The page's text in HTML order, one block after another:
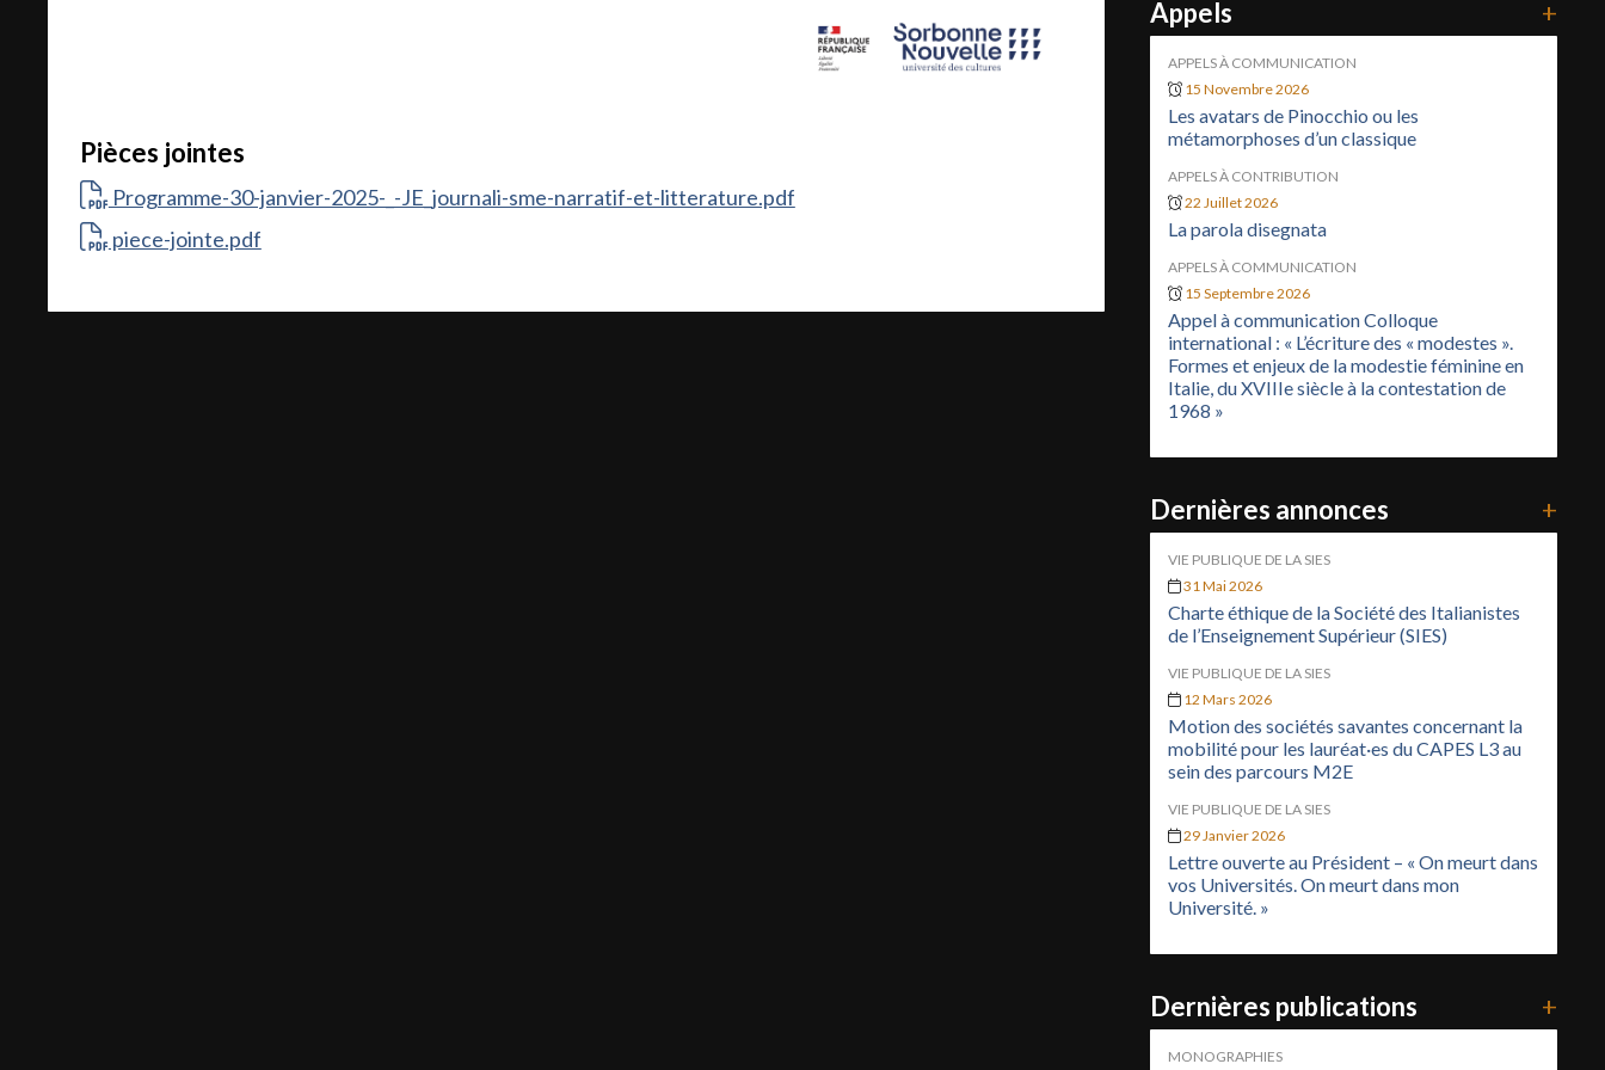
Pièces jointes
Programme-30-janvier-2025-_-JE_journali-sme-narratif-et-litterature.pdf
piece-jointe.pdf
Appels +
APPELS À COMMUNICATION
15 Novembre 2026
Les avatars de Pinocchio ou les
métamorphoses d’un classique
APPELS À CONTRIBUTION
22 Juillet 2026
La parola disegnata
APPELS À COMMUNICATION
15 Septembre 2026
Appel à communication Colloque
international : « L’écriture des « modestes ».
Formes et enjeux de la modestie féminine en
Italie, du XVIIIe siècle à la contestation de
1968 »
Dernières annonces +
VIE PUBLIQUE DE LA SIES
31 Mai 2026
Charte éthique de la Société des Italianistes
de l’Enseignement Supérieur (SIES)
VIE PUBLIQUE DE LA SIES
12 Mars 2026
Motion des sociétés savantes concernant la
mobilité pour les lauréat·es du CAPES L3 au
sein des parcours M2E
VIE PUBLIQUE DE LA SIES
29 Janvier 2026
Lettre ouverte au Président – « On meurt dans
vos Universités. On meurt dans mon
Université. »
Dernières publications +
MONOGRAPHIES